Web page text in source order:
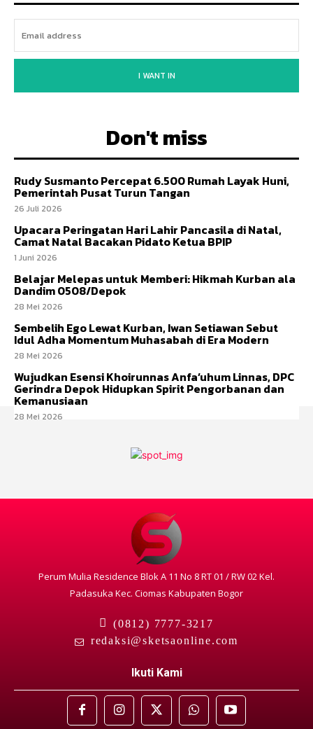
I WANT IN
Don't miss
Rudy Susmanto Percepat 6.500 Rumah Layak Huni,
Pemerintah Pusat Turun Tangan
26 Juli 2026
Upacara Peringatan Hari Lahir Pancasila di Natal,
Camat Natal Bacakan Pidato Ketua BPIP
1 Juni 2026
Belajar Melepas untuk Memberi: Hikmah Kurban ala
Dandim 0508/Depok
28 Mei 2026
Sembelih Ego Lewat Kurban, Iwan Setiawan Sebut
Idul Adha Momentum Muhasabah di Era Modern
28 Mei 2026
Wujudkan Esensi Khoirunnas Anfa’uhum Linnas, DPC
Gerindra Depok Hidupkan Spirit Pengorbanan dan
Kemanusiaan
28 Mei 2026
Perum Mulia Residence Blok A 11 No 8 RT 01 / RW 02 Kel.
Padasuka Kec. Ciomas Kabupaten Bogor
(0812) 7777-3217
redaksi@sketsaonline.com
Ikuti Kami